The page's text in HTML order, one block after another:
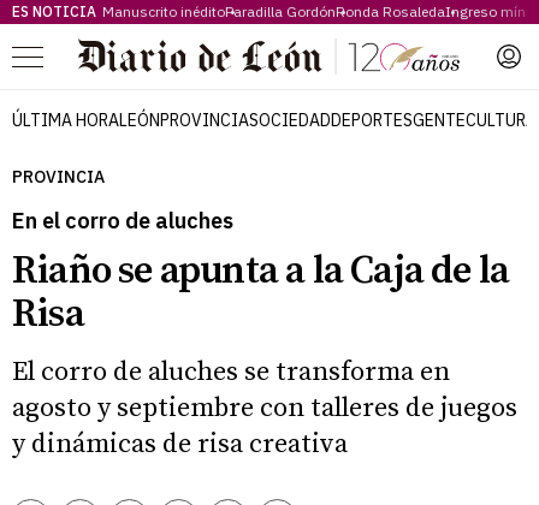
ES NOTICIA Manuscrito inéditoParadilla GordónRonda RosaledaIngreso
Menú
ÚLTIMA HORALEÓNPROVINCIASOCIEDADDEPORTESGENTECULTURA
PROVINCIA
En el corro de aluches
Riaño se apunta a la Caja de la
Risa
El corro de aluches se transforma en
agosto y septiembre con talleres de juegos
y dinámicas de risa creativa